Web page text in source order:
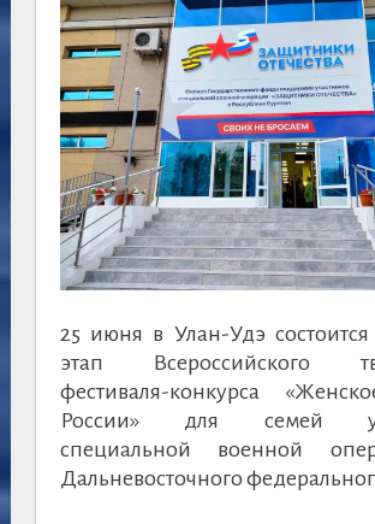
25 июня в Улан-Удэ
этап Всероссийского
фестиваля-конкурса
России» для семей
специальной военной
Дальневосточного